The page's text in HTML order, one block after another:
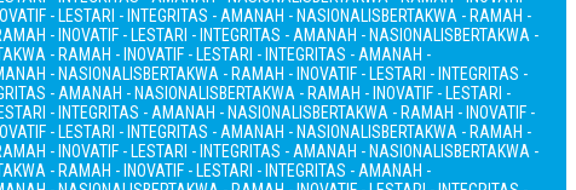
- LESTARI - INTEGRITAS - AMANAH - NASIONALISBERTAKWA - RAMAH -
- INOVATIF - LESTARI - INTEGRITAS - AMANAH - NASIONALISBERTAKWA -
- RAMAH - INOVATIF - LESTARI - INTEGRITAS - AMANAH -
- NASIONALISBERTAKWA - RAMAH - INOVATIF - LESTARI - INTEGRITAS -
- AMANAH - NASIONALISBERTAKWA - RAMAH - INOVATIF - LESTARI -
- INTEGRITAS - AMANAH - NASIONALISBERTAKWA - RAMAH - INOVATIF -
- LESTARI - INTEGRITAS - AMANAH - NASIONALISBERTAKWA - RAMAH -
- INOVATIF - LESTARI - INTEGRITAS - AMANAH - NASIONALISBERTAKWA -
- RAMAH - INOVATIF - LESTARI - INTEGRITAS - AMANAH -